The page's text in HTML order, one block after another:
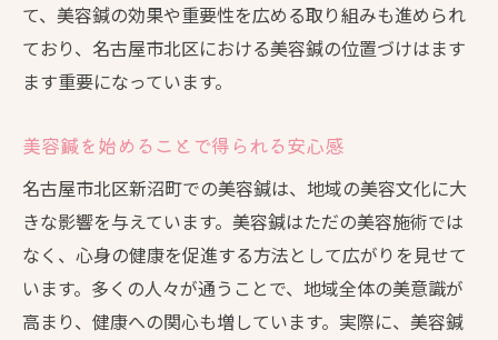
て、美容鍼の効果や重要性を広める取り組みも進められ
ており、名古屋市北区における美容鍼の位置づけはます
ます重要になっています。
美容鍼を始めることで得られる安心感
名古屋市北区新沼町での美容鍼は、地域の美容文化に大
きな影響を与えています。美容鍼はただの美容施術では
なく、心身の健康を促進する方法として広がりを見せて
います。多くの人々が通うことで、地域全体の美意識が
高まり、健康への関心も増しています。実際に、美容鍼